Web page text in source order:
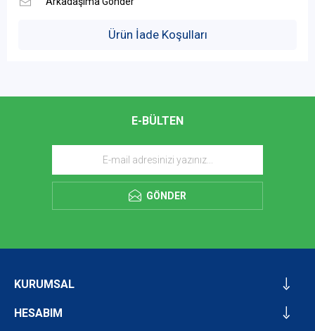
Ürün İade Koşulları
E-BÜLTEN
GÖNDER
KURUMSAL
HESABIM